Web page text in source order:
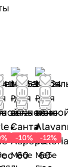
19 553
₽
21 725
₽
-10%
Мебе
15 224
₽
17 300
₽
-12%
Мебе